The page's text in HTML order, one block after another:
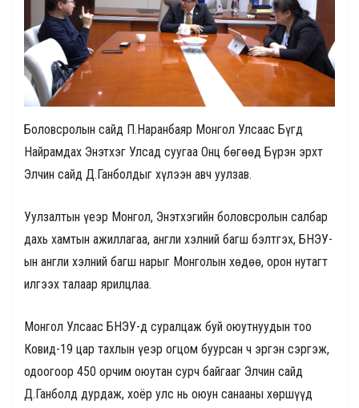
Боловсролын сайд П.Наранбаяр Монгол Улсаас Бүгд
Найрамдах Энэтхэг Улсад суугаа Онц бөгөөд Бүрэн эрхт
Элчин сайд Д.Ганболдыг хүлээн авч уулзав.
Уулзалтын үеэр Монгол, Энэтхэгийн боловсролын салбар
дахь хамтын ажиллагаа, англи хэлний багш бэлтгэх, БНЭУ-
ын англи хэлний багш нарыг Монголын хөдөө, орон нутагт
илгээх талаар ярилцлаа.
Монгол Улсаас БНЭУ-д суралцаж буй оюутнуудын тоо
Ковид-19 цар тахлын үеэр огцом буурсан ч эргэн сэргэж,
одоогоор 450 орчим оюутан сурч байгааг Элчин сайд
Д.Ганболд дурдаж, хоёр улс нь оюун санааны хөршүүд